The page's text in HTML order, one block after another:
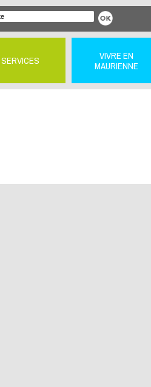
SERVICES
VIVRE EN
MAURIENNE